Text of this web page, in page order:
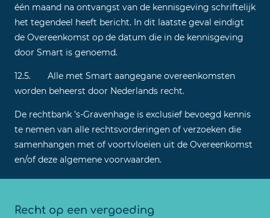
één maand na ontvangst van de kennisgeving schriftelijk
het tegendeel heeft bericht. In dit laatste geval eindigt
de Overeenkomst op de datum die in de kennisgeving
door Smart is genoemd.
12.5. Alle met Smart aangegane overeenkomsten
worden beheerst door Nederlands recht.
De rechtbank ’s-Gravenhage is exclusief bevoegd kennis
te nemen van alle rechtsvorderingen of verzoeken die
samenhangen met of voortvloeien uit de Overeenkomst
en/of deze algemene voorwaarden.
Recht op een vergoeding